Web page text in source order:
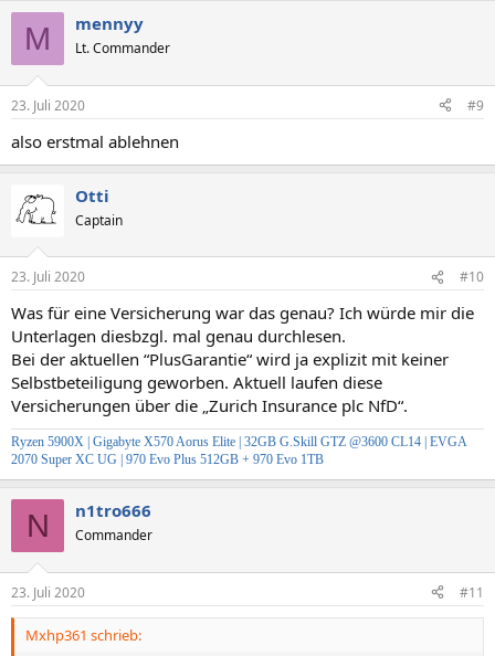
M mennyy
Lt. Commander
23. Juli 2020 #9
also erstmal ablehnen
Otti
Captain
23. Juli 2020 #10
Was für eine Versicherung war das genau? Ich würde mir die
Unterlagen diesbzgl. mal genau durchlesen.
Bei der aktuellen “PlusGarantie“ wird ja explizit mit keiner
Selbstbeteiligung geworben. Aktuell laufen diese
Versicherungen über die „Zurich Insurance plc NfD“.
Ryzen 5900X | Gigabyte X570 Aorus Elite 32GB G.Skill GTZ @3600 CL14 EVGA
2070 Super XC UG | 970 Evo Plus 512GB + 970 Evo 1TB
N n1tro666
Commander
23. Juli 2020 #11
Mxhp361 schrieb: